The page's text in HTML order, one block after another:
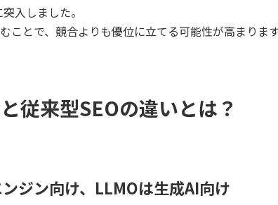
入しました。
ことで、競合よりも優位に立てる可能性が高まります
従来型SEOの違いとは？
ジン向け、LLMOは生成AI向け